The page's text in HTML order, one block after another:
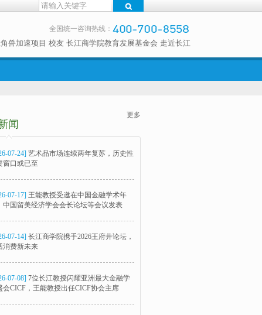
全国统一咨询热线：
兽加速项目 校友 长江商学院教育发展基金会 走近长江
闻
更多
07-24] 艺术品市场连续两年复苏，历史性
窗口或已至
07-17] 王能教授受邀在中国金融学术年
中国留美经济学会会长论坛等会议发表
07-14] 长江商学院携手2026王府井论坛，
消费新未来
07-08] 7位长江教授闪耀亚洲最大金融学
会CICF，王能教授出任CICF协会主席